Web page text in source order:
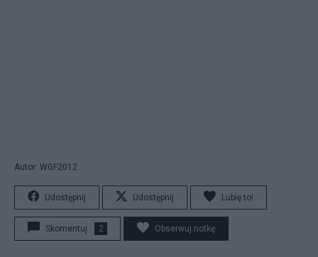
Autor: WGF2012
Udostępnij Udostępnij Lubię to!
Skomentuj 2 Obserwuj notkę